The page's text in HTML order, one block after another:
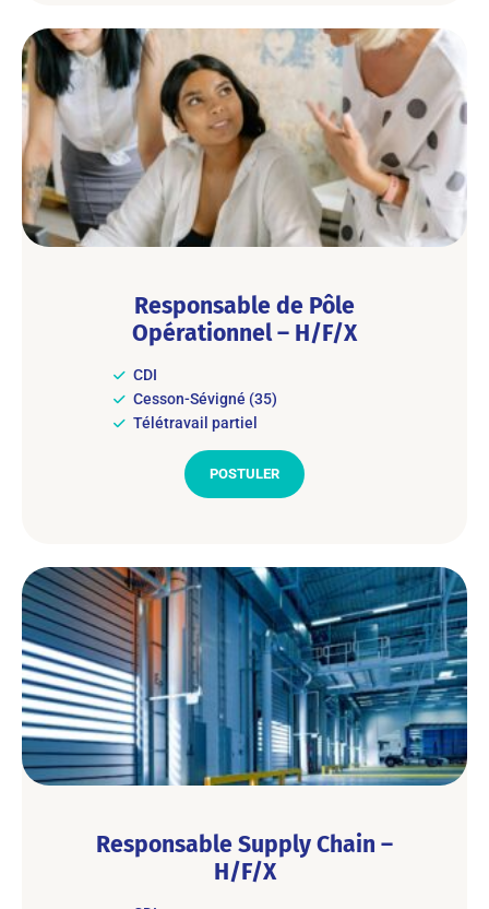
Responsable de Pôle
Opérationnel – H/F/X
CDI
Cesson-Sévigné (35)
Télétravail partiel
POSTULER
Responsable Supply Chain –
H/F/X